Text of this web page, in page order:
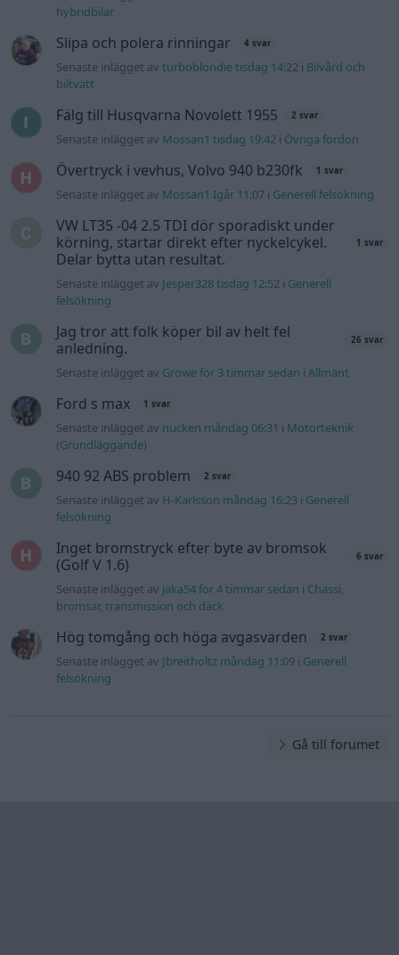
hybridbilar
Slipa och polera rinningar 4 svar
Senaste inlägget avturboblondie tisdag 14:22 i Bilvård och
biltvätt
Fälg till Husqvarna Novolett 1955 2 svar
Senaste inlägget av Mossan1 tisdag 19:42 i Övriga fordon
Övertryck i vevhus, Volvo 940 b230fk 1 svar
Senaste inlägget av Mossan1 Igår 11:07 i Generell felsökning
VW LT35 -04 2.5 TDI dör sporadiskt under
körning, startar direkt efter nyckelcykel.
Delar bytta utan resultat.
1 svar
Senaste inlägget av Jesper328 tisdag 12:52 i Generell
felsökning
Jag tror att folk köper bil av helt fel
anledning.
26 svar
Senaste inlägget av Growe för 3 timmar sedan iAllmänt
Ford s max 1 svar
Senaste inlägget av nucken måndag 06:31 i Motorteknik
(Grundläggande)
940 92 ABS problem 2 svar
Senaste inlägget av H-Karlsson måndag 16:23 i Generell
felsökning
Inget bromstryck efter byte av bromsok
(Golf V 1.6)
6 svar
Senaste inlägget av jaka54 för 4 timmar sedan i Chassi,
bromsar, transmission och däck
Hög tomgång och höga avgasvärden 2 svar
Senaste inlägget av Jbreitholtz måndag 11:09 i Generell
felsökning
Gå till forumet